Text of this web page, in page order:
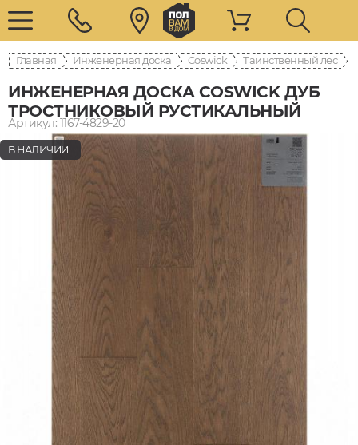
Главная Инженерная доска Coswick Таинственный лес
ИНЖЕНЕРНАЯ ДОСКА COSWICK ДУБ
ТРОСТНИКОВЫЙ РУСТИКАЛЬНЫЙ
Артикул: 1167-4829-20
В НАЛИЧИИ